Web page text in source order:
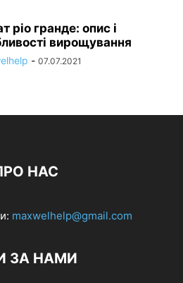
ріо гранде: опис і
вирощування
- 07.07.2021
НАС
maxwelhelp@gmail.com
ЗА НАМИ